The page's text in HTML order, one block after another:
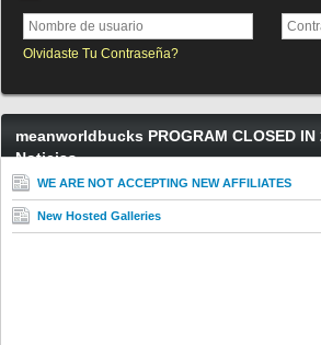
Olvidaste Tu Contraseña?
meanworldbucks PROGRAM CLOSED IN
Noticias
WE ARE NOT ACCEPTING NEW AFFILIATES
New Hosted Galleries